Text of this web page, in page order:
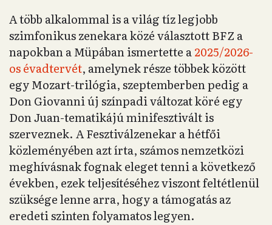
A több alkalommal is a világ tíz legjobb
szimfonikus zenekara közé választott BFZ a
napokban a Müpában ismertette a2025/2026-
os évadtervét, amelynek része többek között
egy Mozart-trilógia, szeptemberben pedig a
Don Giovanni új színpadi változat köré egy
Don Juan-tematikájú minifesztivált is
szerveznek. A Fesztiválzenekar a hétfői
közleményében azt írta, számos nemzetközi
meghívásnak fognak eleget tenni a következő
években, ezek teljesítéséhez viszont feltétlenül
szüksége lenne arra, hogy a támogatás az
eredeti szinten folyamatos legyen.